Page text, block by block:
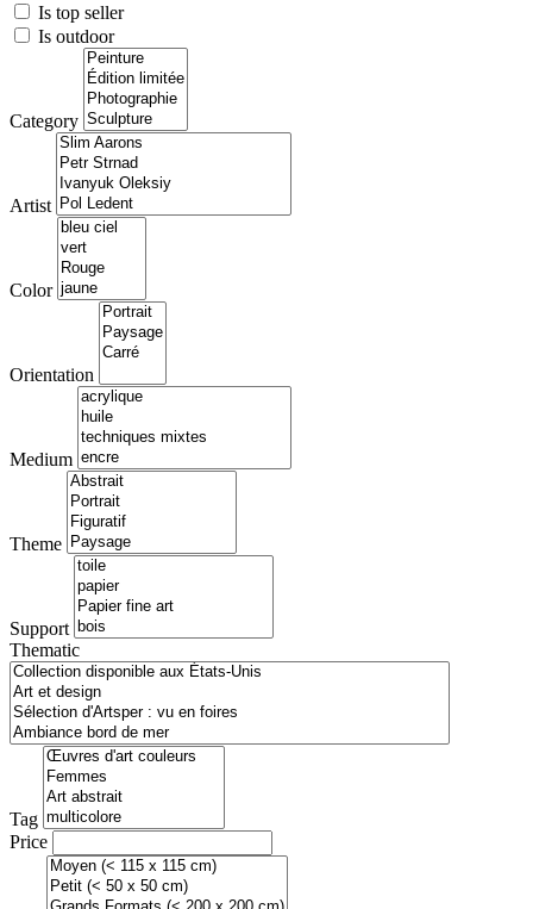
Is top seller
Is outdoor
Category
Artist
Color
Orientation
Medium
Theme
Support
Thematic
Tag
Price